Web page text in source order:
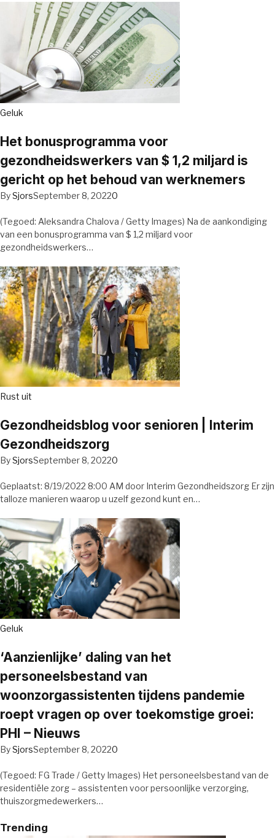
Geluk
Het bonusprogramma voor
gezondheidswerkers van $ 1,2 miljard is
gericht op het behoud van werknemers
BySjorsSeptember 8, 20220
(Tegoed: Aleksandra Chalova / Getty Images) Na de aankondiging
van een bonusprogramma van $ 1,2 miljard voor
gezondheidswerkers…
Rust uit
Gezondheidsblog voor senioren | Interim
Gezondheidszorg
BySjorsSeptember 8, 20220
Geplaatst: 8/19/2022 8:00 AM door Interim Gezondheidszorg Er zijn
talloze manieren waarop u uzelf gezond kunt en…
Geluk
‘Aanzienlijke’ daling van het
personeelsbestand van
woonzorgassistenten tijdens pandemie
roept vragen op over toekomstige groei:
PHI – Nieuws
BySjorsSeptember 8, 20220
(Tegoed: FG Trade / Getty Images) Het personeelsbestand van de
residentiële zorg – assistenten voor persoonlijke verzorging,
thuiszorgmedewerkers…
Trending